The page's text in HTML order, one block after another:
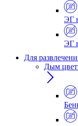
ЭГ
ЭГ
Для
Дым